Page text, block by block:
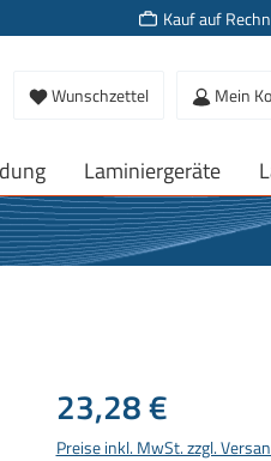
Kauf auf
Wunschzettel Mein
Laminiergeräte
Regulärer Preis:
23,28 €
Preise inkl. MwSt. zzgl.